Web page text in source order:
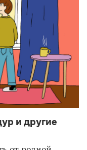
и другие